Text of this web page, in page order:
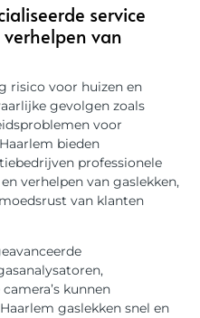
service
van
risico voor huizen en
gevolgen zoals
voor
bieden
professionele
verhelpen van gaslekken,
van klanten
kunnen
gaslekken snel en